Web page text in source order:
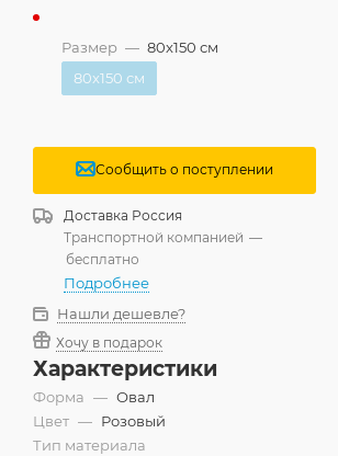
Размер — 80x150 см
80x150 см
Сообщить о поступлении
Доставка Россия
Транспортной компанией —
бесплатно
Подробнее
Нашли дешевле?
Хочу в подарок
Характеристики
Форма — Овал
Цвет — Розовый
Тип материала